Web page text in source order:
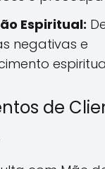
Espiritual:
negativas e
de